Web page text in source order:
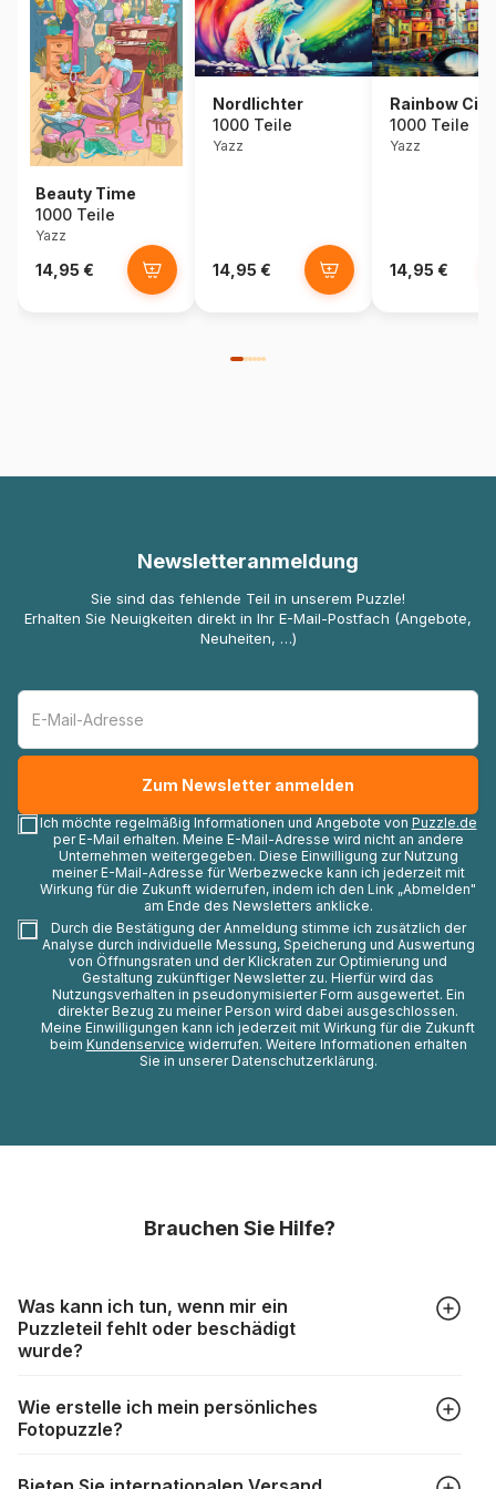
Beauty Time
1000 Teile
Yazz
14,95 €
Nordlichter
1000 Teile
Yazz
14,95 €
Rainbow City
1000 Teile
Yazz
14,95 €
Newsletteranmeldung
Sie sind das fehlende Teil in unserem Puzzle!
Erhalten Sie Neuigkeiten direkt in Ihr E-Mail-Postfach (Angebote,
Neuheiten, …)
Ich möchte regelmäßig Informationen und Angebote von Puzzle.de
per E-Mail erhalten. Meine E-Mail-Adresse wird nicht an andere
Unternehmen weitergegeben. Diese Einwilligung zur Nutzung
meiner E-Mail-Adresse für Werbezwecke kann ich jederzeit mit
Wirkung für die Zukunft widerrufen, indem ich den Link „Abmelden"
am Ende des Newsletters anklicke.
Durch die Bestätigung der Anmeldung stimme ich zusätzlich der
Analyse durch individuelle Messung, Speicherung und Auswertung
von Öffnungsraten und der Klickraten zur Optimierung und
Gestaltung zukünftiger Newsletter zu. Hierfür wird das
Nutzungsverhalten in pseudonymisierter Form ausgewertet. Ein
direkter Bezug zu meiner Person wird dabei ausgeschlossen.
Meine Einwilligungen kann ich jederzeit mit Wirkung für die Zukunft
beim Kundenservice widerrufen. Weitere Informationen erhalten
Sie in unserer Datenschutzerklärung.
Brauchen Sie Hilfe?
Was kann ich tun, wenn mir ein
Puzzleteil fehlt oder beschädigt
wurde?
aber trotzdem kann es vorkommen, dass Teile beschädigt
werden oder verloren gehen. Mit solchen Fällen gehen
https://www.puzzle.de/puzzleteile-fehlen.html
Wie erstelle ich mein persönliches
Fotopuzzle?